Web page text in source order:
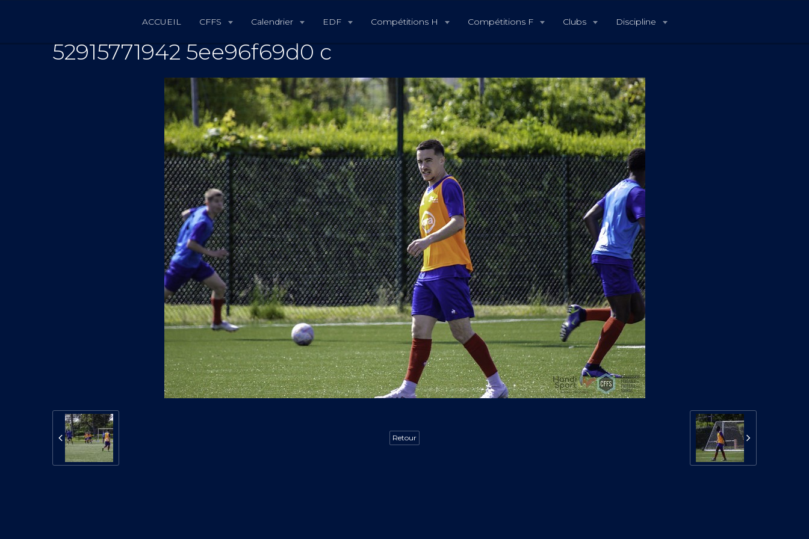
ACCUEIL CFFS Calendrier EDF Compétitions H Compétitions F Clubs Discipline
52915771942 5ee96f69d0 c
Retour